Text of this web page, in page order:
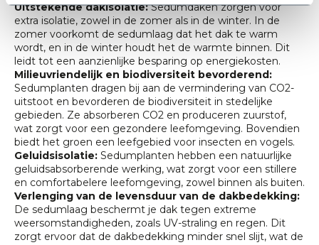
Uitstekende dakisolatie:Sedumdaken zorgen voor
extra isolatie, zowel in de zomer als in de winter. In de
zomer voorkomt de sedumlaag dat het dak te warm
wordt, en in de winter houdt het de warmte binnen. Dit
leidt tot een aanzienlijke besparing op energiekosten.
Milieuvriendelijk en biodiversiteit bevorderend:
Sedumplanten dragen bij aan de vermindering van CO2-
uitstoot en bevorderen de biodiversiteit in stedelijke
gebieden. Ze absorberen CO2 en produceren zuurstof,
wat zorgt voor een gezondere leefomgeving. Bovendien
biedt het groen een leefgebied voor insecten en vogels.
Geluidsisolatie: Sedumplanten hebben een natuurlijke
geluidsabsorberende werking, wat zorgt voor een stillere
en comfortabelere leefomgeving, zowel binnen als buiten.
Verlenging van de levensduur van de dakbedekking:
De sedumlaag beschermt je dak tegen extreme
weersomstandigheden, zoals UV-straling en regen. Dit
zorgt ervoor dat de dakbedekking minder snel slijt, wat de